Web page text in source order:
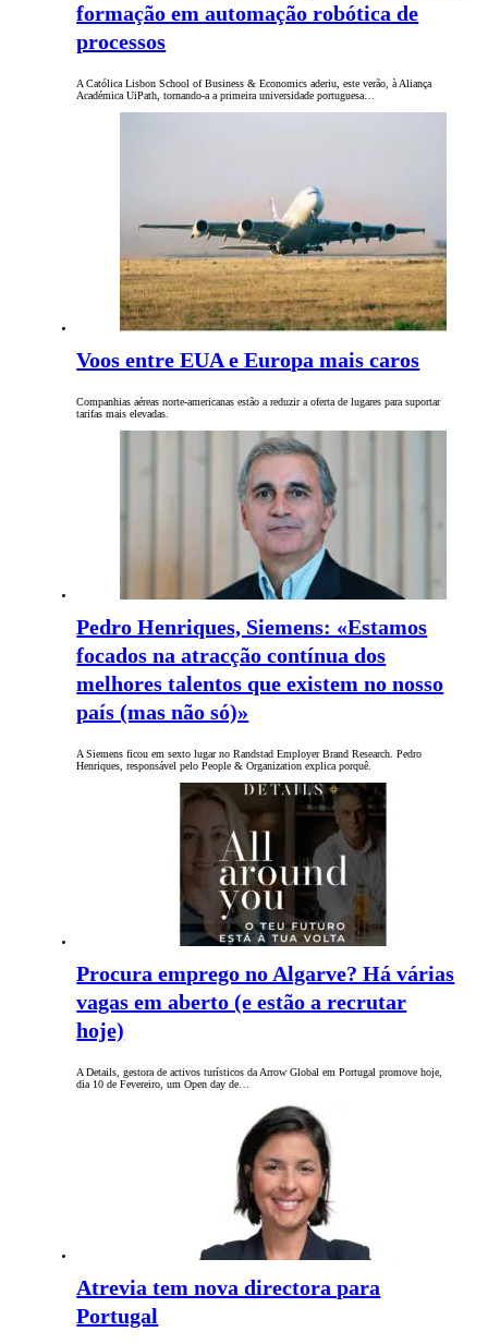
formação em automação robótica de
processos
A Católica Lisbon School of Business & Economics aderiu, este verão, à Aliança
Académica UiPath, tornando-a a primeira universidade portuguesa…
Voos entre EUA e Europa mais caros
Companhias aéreas norte-americanas estão a reduzir a oferta de lugares para suportar
tarifas mais elevadas.
Pedro Henriques, Siemens: «Estamos
focados na atracção contínua dos
melhores talentos que existem no nosso
país (mas não só)»
A Siemens ficou em sexto lugar no Randstad Employer Brand Research. Pedro
Henriques, responsável pelo People & Organization explica porquê.
Procura emprego no Algarve? Há várias
vagas em aberto (e estão a recrutar
hoje)
A Details, gestora de activos turísticos da Arrow Global em Portugal promove hoje,
dia 10 de Fevereiro, um Open day de…
Atrevia tem nova directora para
Portugal